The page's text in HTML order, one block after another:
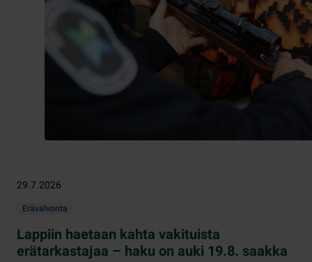
29.7.2026
Erävalvonta
Lappiin haetaan kahta vakituista
erätarkastajaa – haku on auki 19.8. saakka